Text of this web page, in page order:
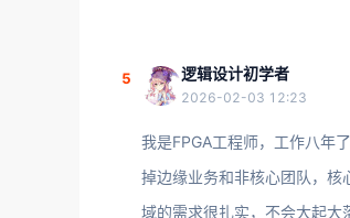
5 逻辑设计初学者
2026-02-03 12:23
我是FPGA工程师，工作八年
掉边缘业务和非核心团队，核
域的需求很扎实，不会大起大